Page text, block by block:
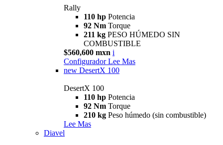
Rally
110 hp Potencia
92 Nm Torque
211 kg PESO HÚMEDO SIN
COMBUSTIBLE
$560,600 mxn i
Configurador Lee Mas
new DesertX 100
DesertX 100
110 hp Potencia
92 Nm Torque
210 kg Peso húmedo (sin combustible)
Lee Mas
Diavel